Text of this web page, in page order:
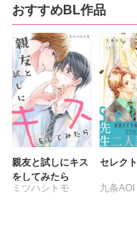
おすすめBL作品
親友と試しにキス
をしてみたら
ミツハシトモ
セレクト
九条AOI